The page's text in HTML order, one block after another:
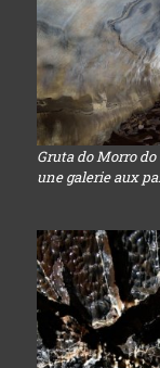
Gruta do Morro do
une galerie aux